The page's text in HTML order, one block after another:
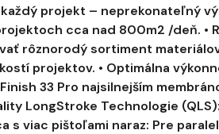
projekt – neprekonateľný
cca nad 800m2 /deň. •
rôznorodý sortiment
projektov. • Optimálna
33 Pro najsilnejším
LongStroke Technologie
s viac pištoľami naraz: Pre